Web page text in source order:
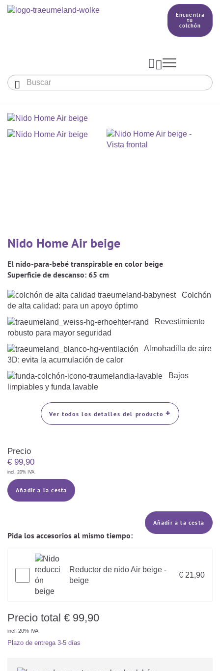
Encuentra
tu
colchón
 
COLCHONES Y ACCESORIOS
Protectores De Colchón
Somier
Saco De Dormir De Verano
Saco Manta
Saco De Dormir Interior
Mantita Para Bebé
Manta De Juego Para Bebés
Cojines Decorativos
COJÍN DE LACTANCIA Y MANTITA DE LACTANCIA
CAMBIADORES
TEXTILES
Sábanas
Protectores De Cuna
Baberos Y Doudou
Paños De Muselina
SOPORTE DEL DESARROLLO
Cuna Nido
Almohadas Especiales
ACCESORIOS
CHEQUE REGALO
LOTES DE REGALO Y PROMOCIONES
El país de nuestros sueños
PRODUCCIÓN
Conocimientos


Nido Home Air beige
El nido-para-bebé transpirable en color beige
Superficie de descanso: 65 cm
Colchón
de alta calidad: para un apoyo óptimo
Revestimiento
robusto para mayor seguridad
Almohadilla de aire
3D: evita la acumulación de calor
Bajos
limpiables y funda lavable
Ver todos los detalles del producto +
Precio
€ 99,90
incl. 20% IVA.
Añadir a la cesta
Añadir a la cesta
Pida los accesorios al mismo tiempo:
Reductor de nido Air beige -
beige
€ 21,90
Precio total € 99,90
incl. 20% IVA.
Plazo de entrega 3-5 días